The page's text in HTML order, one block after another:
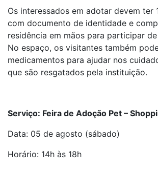
Os interessados em adotar devem ter
com documento de identidade e
residência em mãos para participar
No espaço, os visitantes também
medicamentos para ajudar nos
que são resgatados pela instituição.
Serviço: Feira de Adoção Pet –
Data: 05 de agosto (sábado)
Horário: 14h às 18h